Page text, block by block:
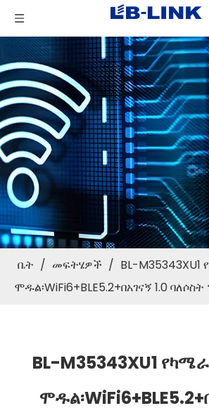
ቤት / መፍትሄዎች / BL-
ሞዱል፡WiFi6+BLE5.2+በአገናኝ 1.0
BL-M35343XU1